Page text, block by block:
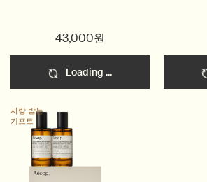
43,000원
Loading ...
사랑 받는
기프트